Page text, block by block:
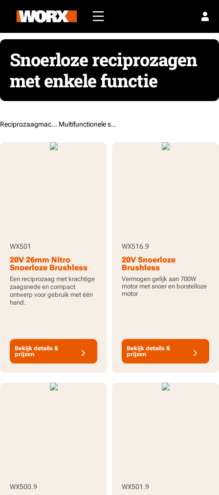
Snoerloze reciprozagen
met enkele functie
Reciprozaagmachines / Multifunctionele snoerloze reciprozagen en decoupeerzagen
WX501
20V 26mm Nitro
Snoerloze Brushless
Reciprozaag met
2.0Ah Batterij en Lader
Een reciprozaag met krachtige
zaagsnede en compact
ontwerp voor gebruik met één
hand.
Bekijk details &
prijzen
WX516.9
20V Snoerloze
Brushless
Reciprozaag - Alleen
gereedschap
Vermogen gelijk aan 700W
motor met snoer en borstelloze
motor
Bekijk details &
prijzen
WX500.9 WX501.9